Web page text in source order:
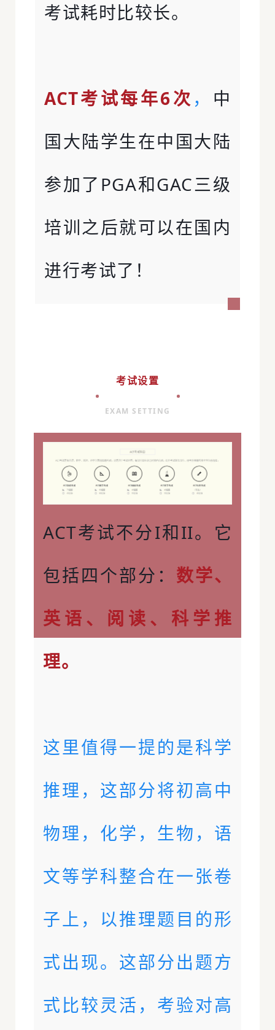
考试耗时比较长。
ACT考试每年6次， 中
国大陆学生在中国大陆
参加了PGA和GAC三级
培训之后就可以在国内
进行考试了！
考试设置
EXAM SETTING
ACT考试不分I和II。它
包括四个部分： 数学、
英语、阅读、科学推
理。
这里值得一提的是科学
推理，这部分将初高中
物理，化学，生物，语
文等学科整合在一张卷
子上，以推理题目的形
式出现。这部分出题方
式比较灵活，考验对高